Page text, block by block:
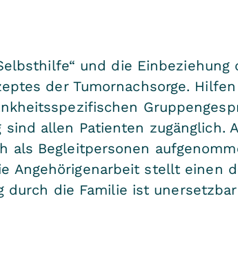
und die Einbeziehung
der Tumornachsorge.
allen Patienten zugänglich.
als Begleitpersonen
Angehörigenarbeit stellt einen
die Familie ist